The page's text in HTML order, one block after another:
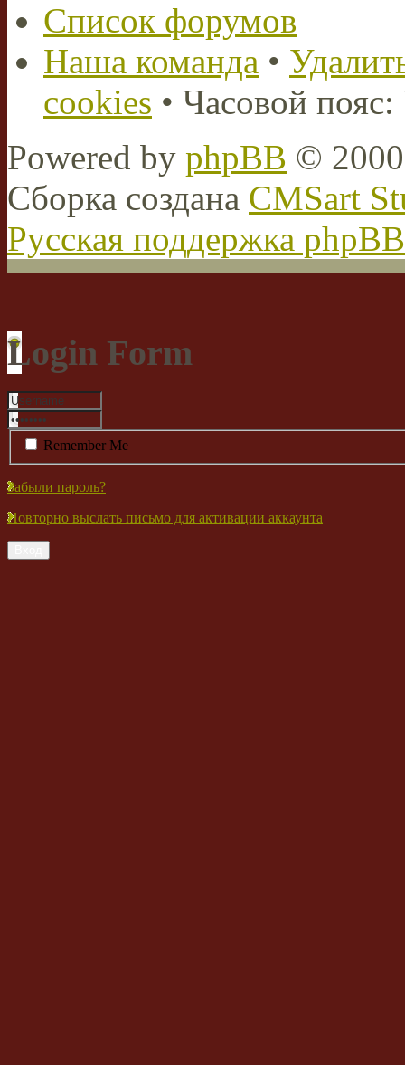
Список форумов
Наша команда •
cookies • Часовой
Powered by phpBB ©
Сборка создана CMSart
Русская поддержка phpBB
Login Form
Remember Me
Забыли пароль?
Повторно выслать письмо для активации аккаунта